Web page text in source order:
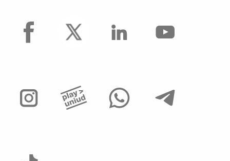
facebook